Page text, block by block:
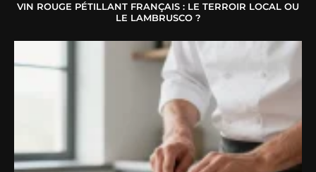
VIN ROUGE PÉTILLANT FRANÇAIS : LE TERROIR LOCAL OU
LE LAMBRUSCO ?